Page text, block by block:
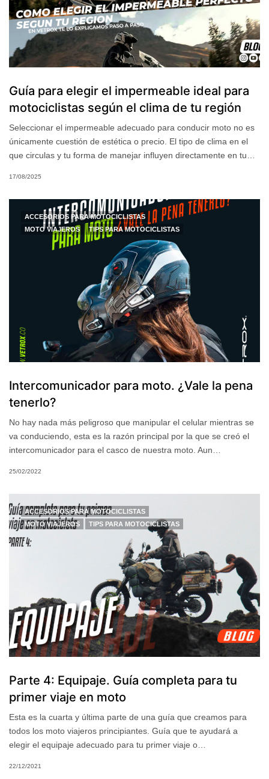
Guía para elegir el impermeable ideal para
motociclistas según el clima de tu región
Seleccionar el impermeable adecuado para conducir moto no es
únicamente cuestión de estética o precio. El tipo de clima en el
que circulas y tu forma de manejar influyen directamente en tu…
17/08/2025
ACCESORIOS PARA MOTOCICLISTAS
MOTO VIAJEROS
TIPS PARA MOTOCICLISTAS
Intercomunicador para moto. ¿Vale la pena
tenerlo?
No hay nada más peligroso que manipular el celular mientras se
va conduciendo, esta es la razón principal por la que se creó el
intercomunicador para el casco de nuestra moto. Aun…
25/02/2022
ACCESORIOS PARA MOTOCICLISTAS
MOTO VIAJEROS
TIPS PARA MOTOCICLISTAS
Parte 4: Equipaje. Guía completa para tu
primer viaje en moto
Esta es la cuarta y última parte de una guía que creamos para
todos los moto viajeros principiantes. Guía que te ayudará a
elegir el equipaje adecuado para tu primer viaje o…
22/12/2021